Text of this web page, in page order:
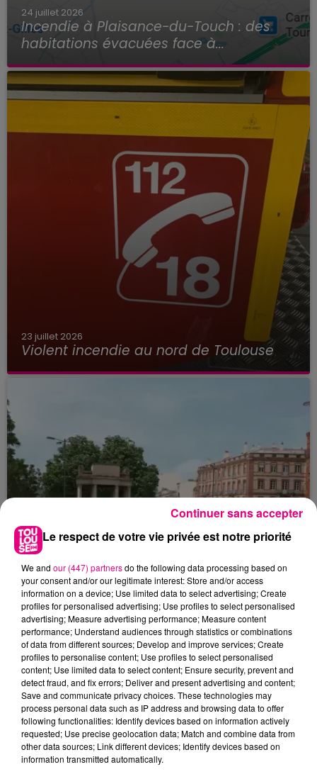
24 juillet 2026
Incendie à Plaisance-du-Touch : des
habitations évacuées face à...
23 juillet 2026
Violent incendie au nord de Toulouse
22 juillet 2026
Toulouse : circulation perturbée dans le
secteur François Verdier...
Le respect de votre vie privée est notre priorité
We and our (447) partnersdo the following data processing based on
your consent and/or our legitimate interest: Store and/or access
information on a device; Use limited data to select advertising; Create
profiles for personalised advertising; Use profiles to select personalised
advertising; Measure advertising performance; Measure content
performance; Understand audiences through statistics or combinations
of data from different sources; Develop and improve services; Create
profiles to personalise content; Use profiles to select personalised
content; Use limited data to select content; Ensure security, prevent and
detect fraud, and fix errors; Deliver and present advertising and content;
Save and communicate privacy choices. These technologies may
process personal data such as IP address and browsing data to offer
following functionalities: Identify devices based on information actively
requested; Use precise geolocation data; Match and combine data from
other data sources; Link different devices; Identify devices based on
information transmitted automatically.
Continuer sans accepter